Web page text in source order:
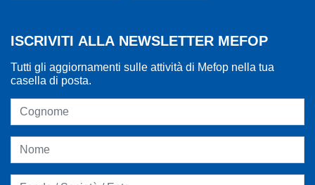
ISCRIVITI ALLA NEWSLETTER MEFOP
Tutti gli aggiornamenti sulle attività di Mefop nella tua
casella di posta.